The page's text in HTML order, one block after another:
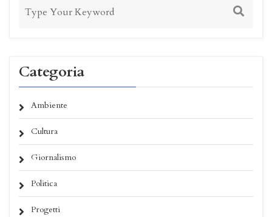
Categoria
Ambiente
Cultura
Giornalismo
Politica
Progetti